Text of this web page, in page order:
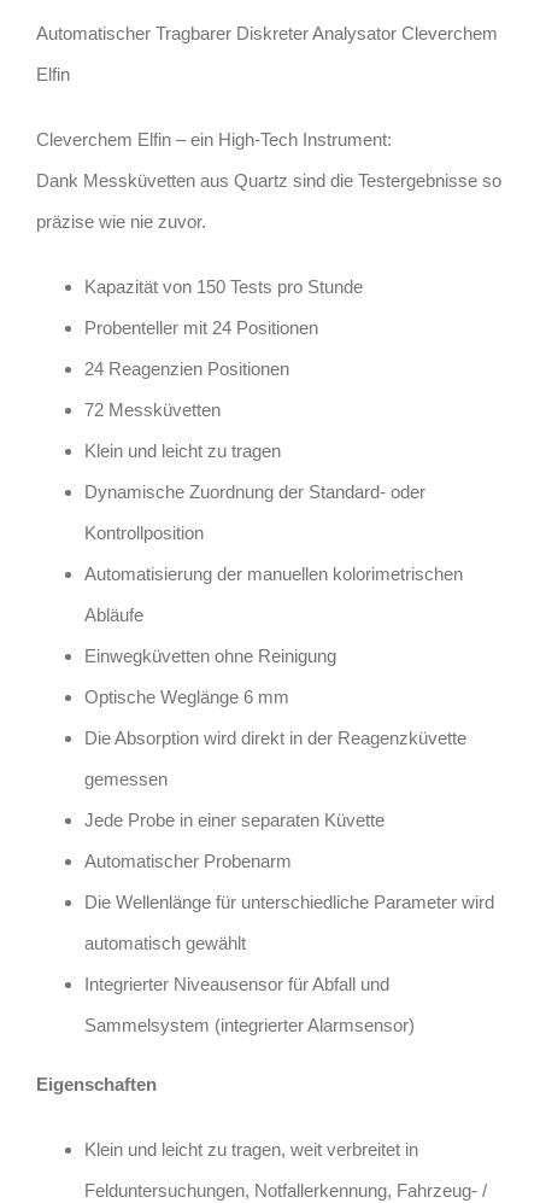
Automatischer Tragbarer Diskreter Analysator Cleverchem
Elfin
Cleverchem Elfin – ein High-Tech Instrument:
Dank Messküvetten aus Quartz sind die Testergebnisse so
präzise wie nie zuvor.
Kapazität von 150 Tests pro Stunde
Probenteller mit 24 Positionen
24 Reagenzien Positionen
72 Messküvetten
Klein und leicht zu tragen
Dynamische Zuordnung der Standard- oder
Kontrollposition
Automatisierung der manuellen kolorimetrischen
Abläufe
Einwegküvetten ohne Reinigung
Optische Weglänge 6 mm
Die Absorption wird direkt in der Reagenzküvette
gemessen
Jede Probe in einer separaten Küvette
Automatischer Probenarm
Die Wellenlänge für unterschiedliche Parameter wird
automatisch gewählt
Integrierter Niveausensor für Abfall und
Sammelsystem (integrierter Alarmsensor)
Eigenschaften
Klein und leicht zu tragen, weit verbreitet in
Felduntersuchungen, Notfallerkennung, Fahrzeug- /